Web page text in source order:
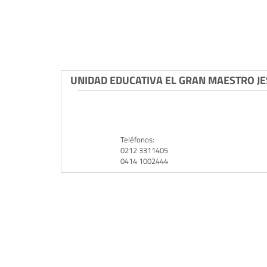
UNIDAD EDUCATIVA EL GRAN MAESTRO
Teléfonos:
0212 3311405
0414 1002444